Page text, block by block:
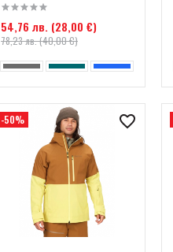
54,76 лв. (28,00 €)
78,23 лв. (40,00 €)
-50%